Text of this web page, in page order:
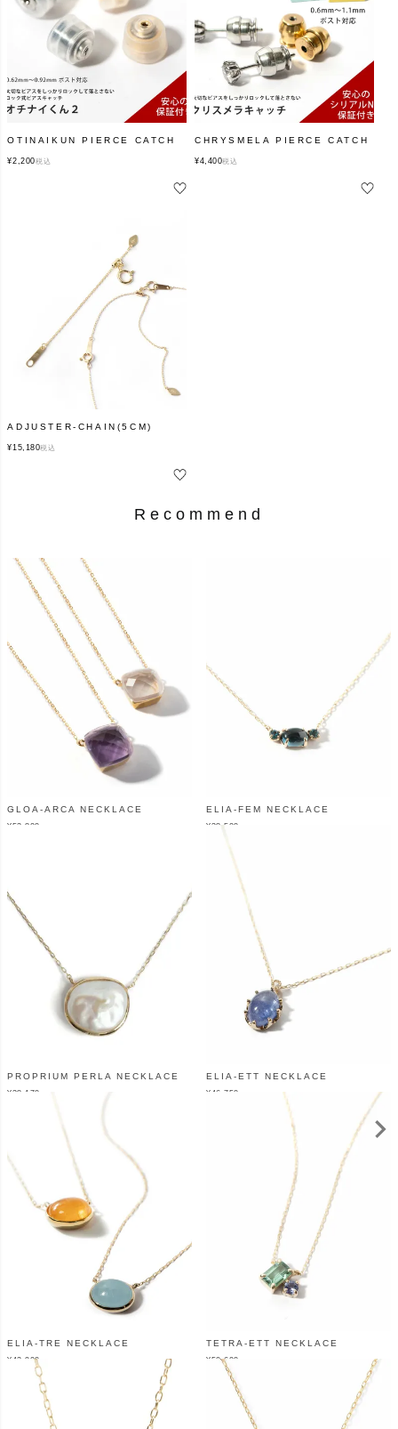
OTINAIKUN PIERCE CATCH
¥2,200税込
CHRYSMELA PIERCE CATCH
¥4,400税込
ADJUSTER-CHAIN(5CM)
¥15,180税込
Recommend
GLOA-ARCA NECKLACE
¥52,800
ELIA-FEM NECKLACE
¥38,500
PROPRIUM PERLA NECKLACE
¥38,170
ELIA-ETT NECKLACE
¥ 46,750
ELIA-TRE NECKLACE
¥ 42,900
TETRA-ETT NECKLACE
¥50,600